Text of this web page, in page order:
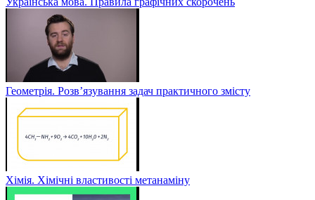
Геометрія. Розв’язування задач практичного змісту
Хімія. Хімічні властивості метанаміну